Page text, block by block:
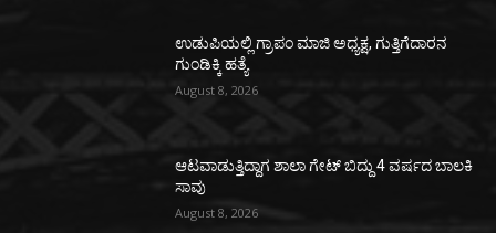
ಉಡುಪಿಯಲ್ಲಿ ಗ್ರಾಪಂ ಮಾಜಿ ಅಧ್ಯಕ್ಷ, ಗುತ್ತಿಗೆದಾರನ
ಗುಂಡಿಕ್ಕಿ ಹತ್ಯೆ
August 8, 2026
ಆಟವಾಡುತ್ತಿದ್ದಾಗ ಶಾಲಾ ಗೇಟ್‌ ಬಿದ್ದು 4 ವರ್ಷದ ಬಾಲಕಿ
ಸಾವು
August 8, 2026